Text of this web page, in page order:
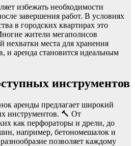
избежать необходимости
завершения работ. В условиях
в городских квартирах это
жители мегаполисов
нехватки места для хранения
и аренда становится идеальным
инструментов
аренды предлагает широкий
инструментов. 🔨 От
как перфораторы и дрели, до
например, бетономешалок и
позволяет каждому